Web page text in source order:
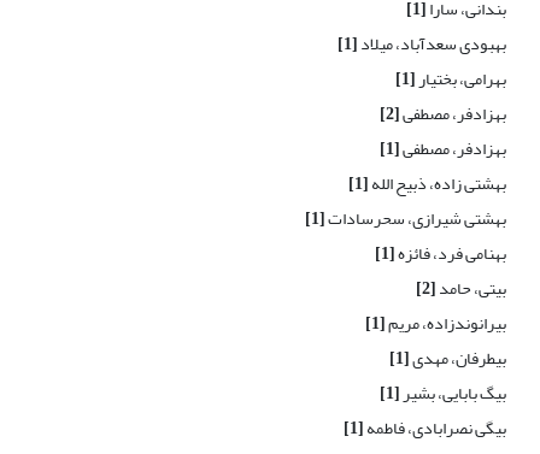
بندانی، سارا[1]
بهبودی سعدآباد، میلاد[1]
بهرامی، بختیار[1]
بهزادفر، مصطفی[2]
بهزادفر، مصطفی[1]
بهشتی زاده، ذبیح الله[1]
بهشتی شیرازی، سحرسادات[1]
بهنامی فرد، فائزه[1]
بیتی، حامد[2]
بیرانوندزاده، مریم[1]
بیطرفان، مهدی[1]
بیگ بابایی، بشیر[1]
بیگی نصرابادی، فاطمه[1]